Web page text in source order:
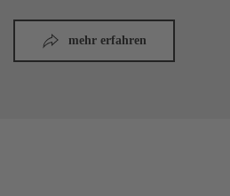
mehr erfahren